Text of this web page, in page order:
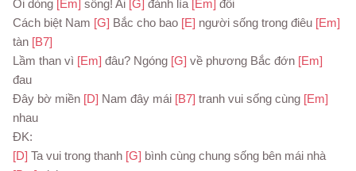
Ôi dòng [Em] sông! Ai [G] đành lìa [Em] đôi
Cách biệt Nam [G] Bắc cho bao [E] người sống trong điêu
tàn [B7]
Lầm than vì [Em] đâu? Ngóng [G] về phương Bắc đớn
đau
Đây bờ miền [D] Nam đây mái [B7] tranh vui sống cùng
nhau
ĐK:
[D] Ta vui trong thanh [G]